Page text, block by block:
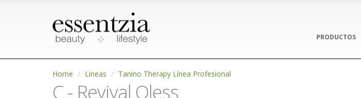
PRODUCTOS
Home Lineas Tanino Therapy Línea Profesional
C - Revival Oless